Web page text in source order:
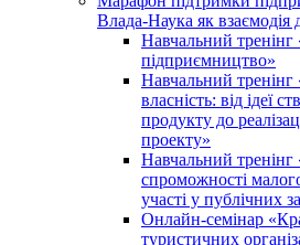
Влада-Наука як взаємодія
Навчальний тренінг
підприємництво»
Навчальний тренінг
власність: від ідеї
продукту до
проекту»
Навчальний
спроможності
участі у публічних
Онлайн-семінар
туристичних